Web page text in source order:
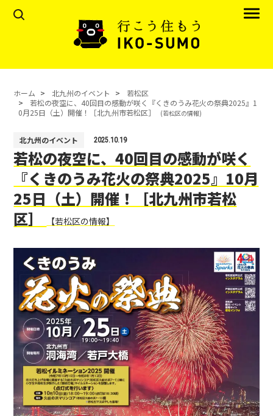
ホーム 北九州のイベント
若松区
若松の夜空に、40回目の感動が咲く『くきのうみ花火の祭典2025』1
0月25日（土）開催！［北九州市若松区］
(若松区の情報)
北九州のイベント 2025.10.19
若松の夜空に、40回目の感動が咲く
『くきのうみ花火の祭典2025』10月
25日（土）開催！［北九州市若松
区］
【若松区の情報】